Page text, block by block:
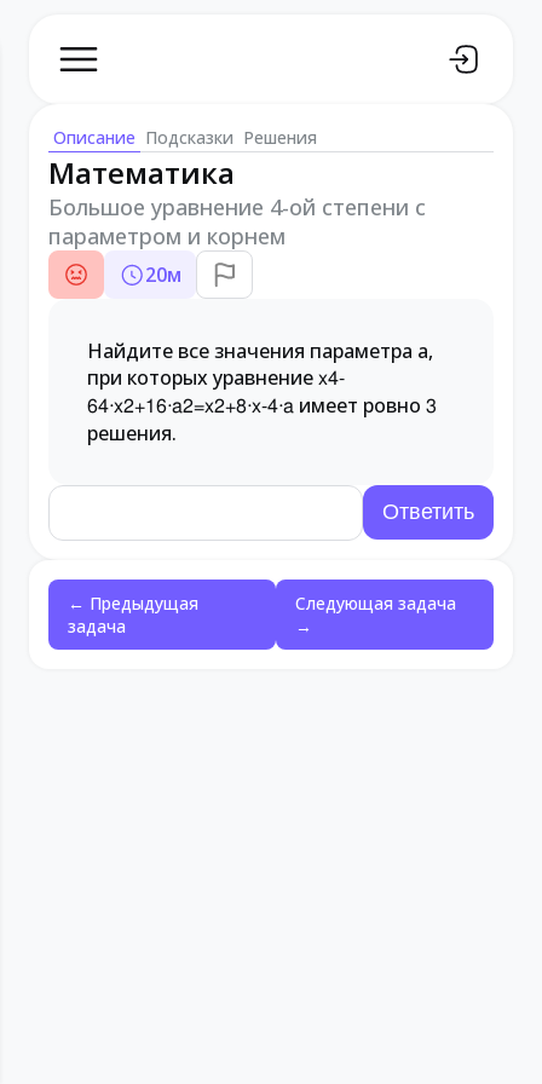
Описание Подсказки Решения
Математика
Большое уравнение 4-ой степени с
параметром и корнем
20м
Найдите все значения параметра a,
при которых уравнениеx4-
64⋅x2+16⋅a2=x2+8⋅x-4⋅a имеет ровно 3
решения.
← Предыдущая
задача
Следующая задача
→